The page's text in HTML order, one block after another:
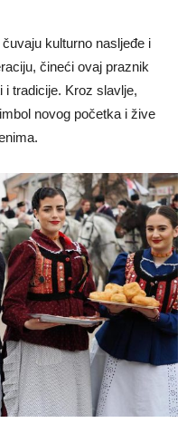
kulturno nasljeđe i
čineći ovaj praznik
tradicije. Kroz slavlje,
novog početka i žive